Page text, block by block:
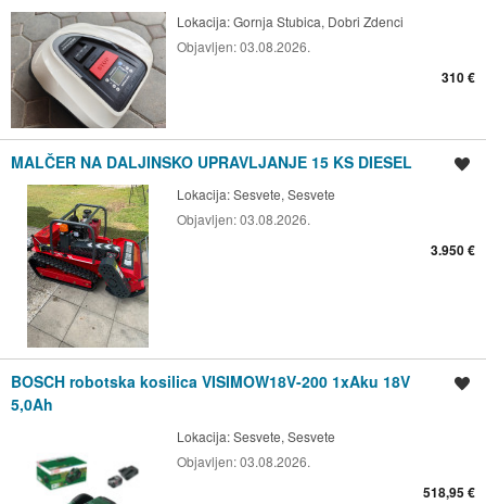
Lokacija:Gornja Stubica, Dobri Zdenci
Objavljen:03.08.2026.
310 €
MALČER NA DALJINSKO UPRAVLJANJE 15 KS DIESEL
Lokacija:Sesvete, Sesvete
Objavljen:03.08.2026.
3.950 €
BOSCH robotska kosilica VISIMOW18V-200 1xAku 18V
5,0Ah
Lokacija:Sesvete, Sesvete
Objavljen:03.08.2026.
518,95 €